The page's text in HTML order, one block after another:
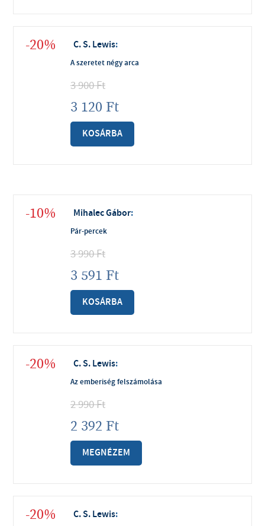
-20% C. S. Lewis:
A szeretet négy arca
3 900Ft
3 120 Ft
KOSÁRBA
-10% Mihalec Gábor:
Pár-percek
3 990Ft
3 591 Ft
KOSÁRBA
-20% C. S. Lewis:
Az emberiség felszámolása
2 990Ft
2 392 Ft
MEGNÉZEM
-20% C. S. Lewis: